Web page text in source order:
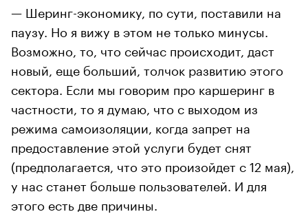
— Шеринг-экономику, по сути, поставили на
паузу. Но я вижу в этом не только минусы.
Возможно, то, что сейчас происходит, даст
новый, еще больший, толчок развитию этого
сектора. Если мы говорим про каршеринг в
частности, то я думаю, что с выходом из
режима самоизоляции, когда запрет на
предоставление этой услуги будет снят
(предполагается, что это произойдет с 12 мая),
у нас станет больше пользователей. И для
этого есть две причины.